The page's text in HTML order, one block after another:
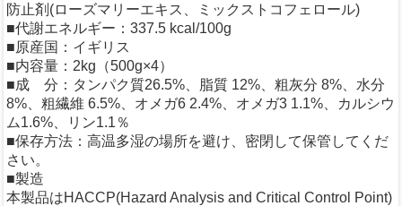
防止剤(ローズマリーエキス、ミックストコフェロール)
■代謝エネルギー：337.5 kcal/100g
■原産国：イギリス
■内容量：2kg（500g×4）
■成 分：タンパク質26.5%、脂質 12%、粗灰分 8%、水分
8%、粗繊維 6.5%、オメガ6 2.4%、オメガ3 1.1%、カルシウ
ム1.6%、リン1.1％
■保存方法：高温多湿の場所を避け、密閉して保管してくだ
さい。
■製造
本製品はHACCP(Hazard Analysis and Critical Control Point)